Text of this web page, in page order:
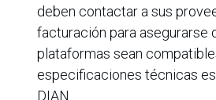
deben contactar a sus
facturación para asegurarse
plataformas sean
especificaciones técnicas
DIAN.